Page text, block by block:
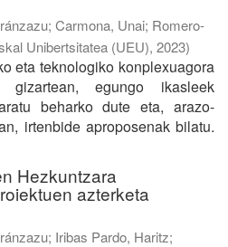
; Carmona, Unai; Romero-
Unibertsitatea (UEU), 2023)
eta teknologiko konplexuagora
egungo ikasleek
beharko dute eta, arazo-
irtenbide aproposenak bilatu.
Hezkuntzara
azterketa
; Iribas Pardo, Haritz;